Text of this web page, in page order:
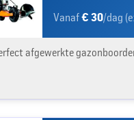
Vanaf€ 30/dag
afgewerkte